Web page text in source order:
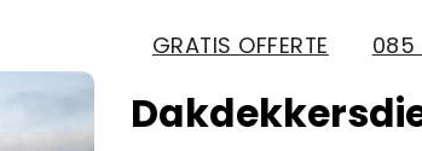
GRATIS OFFERTE 085